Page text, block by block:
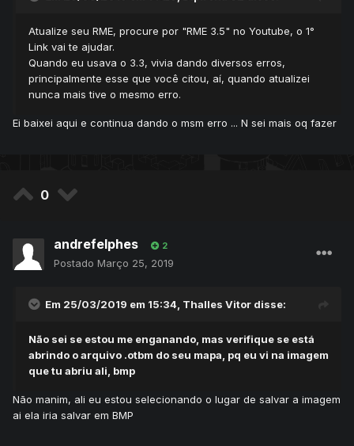
Atualize seu RME, procure por "RME 3.5" no Youtube, o 1°
Link vai te ajudar.
Quando eu usava o 3.3, vivia dando diversos erros,
principalmente esse que você citou, aí, quando atualizei
nunca mais tive o mesmo erro.
Ei baixei aqui e continua dando o msm erro ... N sei mais oq fazer
0
andrefelphes 2
Postado Março 25, 2019
Em 25/03/2019 em 15:34, Thalles Vitor disse:
Não sei se estou me enganando, mas verifique se está
abrindo o arquivo .otbm do seu mapa, pq eu vi na imagem
que tu abriu ali, bmp
Não manim, ali eu estou selecionando o lugar de salvar a imagem
ai ela iria salvar em BMP